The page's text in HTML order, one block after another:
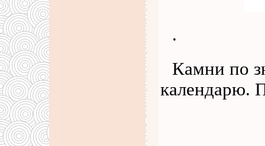
.
Камни по
календарю.